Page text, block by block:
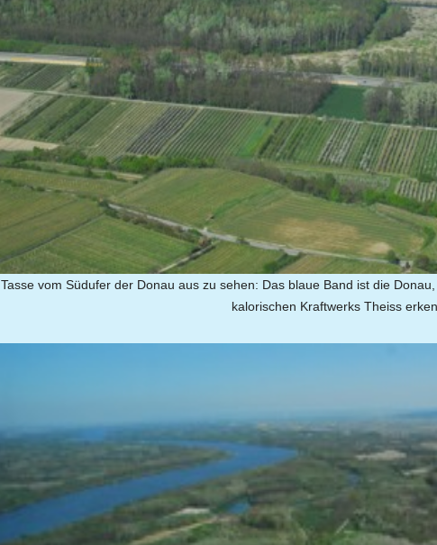
Tasse vom Südufer der Donau aus zu sehen: Das blaue Band ist die
kalorischen Kraftwerks Theiss